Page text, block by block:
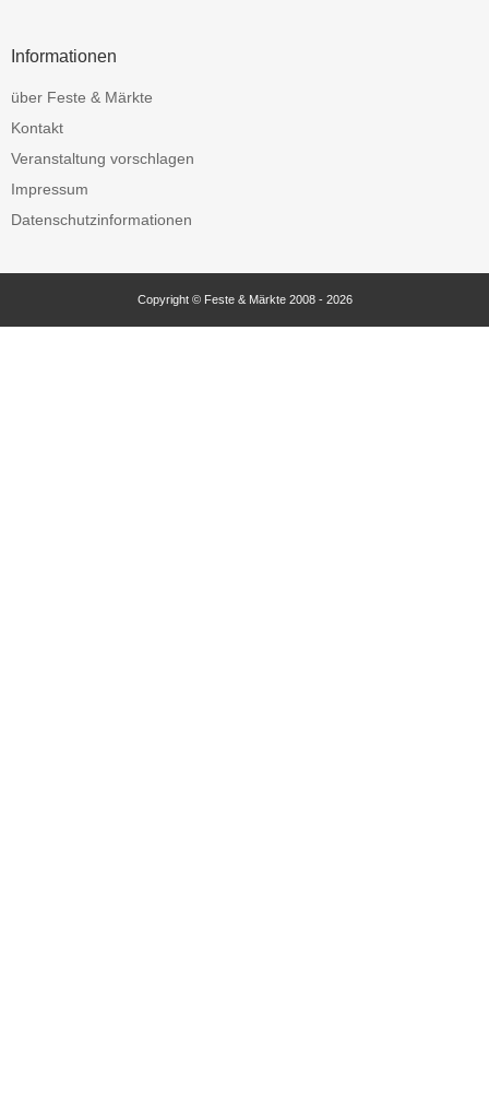
Informationen
über Feste & Märkte
Kontakt
Veranstaltung vorschlagen
Impressum
Datenschutzinformationen
Copyright © Feste & Märkte 2008 - 2026